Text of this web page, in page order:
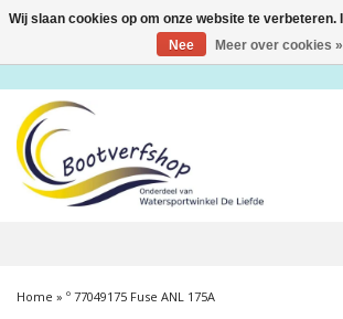
Toggle
Home » º 77049175 Fuse ANL 175A
Wij slaan cookies op om onze website te verbeteren.
Nee
Meer over cookies »